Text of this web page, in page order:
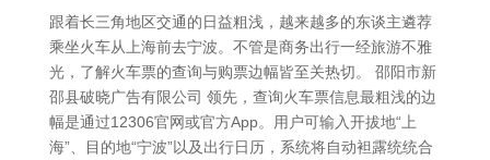
跟着长三角地区交通的日益粗浅，越来越多的东谈主遴荐
乘坐火车从上海前去宁波。不管是商务出行一经旅游不雅
光，了解火车票的查询与购票边幅皆至关热切。 邵阳市新
邵县破晓广告有限公司 领先，查询火车票信息最粗浅的边
幅是通过12306官网或官方App。用户可输入开拔地“上
海”、目的地“宁波”以及出行日历，系统将自动袒露统统合